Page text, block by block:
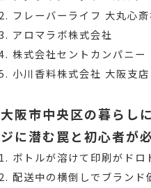
フレーバーライフ 大丸心
アロマラボ株式会社
株式会社セントカンパニー
小川香料株式会社 大阪支店
大阪市中央区の暮らし
ジに潜む罠と初心者が
ボトルが溶けて印刷がド
配送中の横倒しでブラン